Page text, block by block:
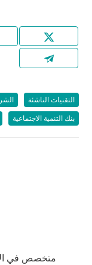
التقنيات الناشئة
بنك التنمية الاجتماعية
متخصص في